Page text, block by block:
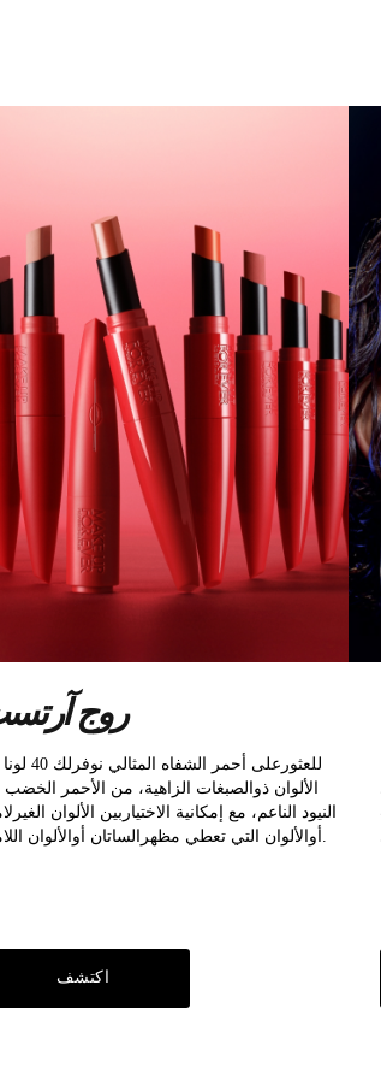
روج
للعثورعلى أحمر الشفاه
الألوان ذوالصبغات الزاهية، من الأحمر الخضب
النيود الناعم، مع إمكانية الاختياربين الألوان
اكتشف